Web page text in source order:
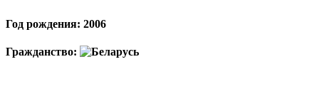
Год рождения: 2006
Гражданство: